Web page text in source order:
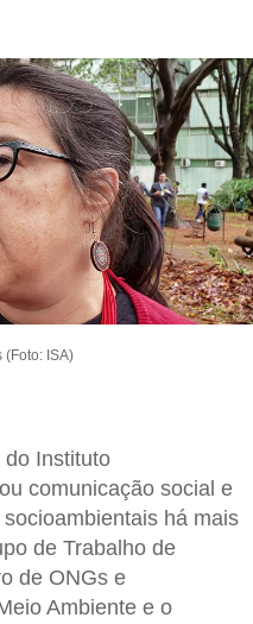
(Foto: ISA)
Instituto
comunicação social e
há mais
de Trabalho de
de ONGs e
Ambiente e o